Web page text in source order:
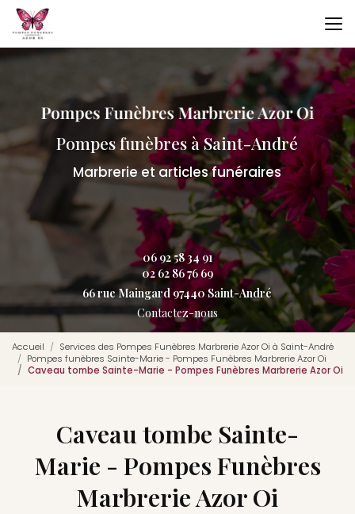
Aller
contenu
principal
Pompes funèbres à Saint-André
Marbrerie et articles funéraires
06 92 58 34 91
02 62 86 76 69
66 rue Maingard 97440 Saint-André
Contactez-nous
Accueil
Services des Pompes Funèbres Marbrerie Azor Oi à Saint-André
Pompes funèbres Sainte-Marie - Pompes Funèbres Marbrerie Azor Oi
Caveau tombe Sainte-Marie - Pompes Funèbres Marbrerie Azor Oi
Caveau tombe Sainte-
Marie - Pompes Funèbres
Marbrerie Azor Oi